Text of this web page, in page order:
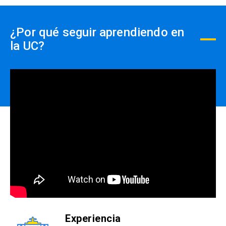
acumulables y deben ser
no se realizará devolución de
¿Por qué seguir aprendiendo en
la UC?
Experiencia